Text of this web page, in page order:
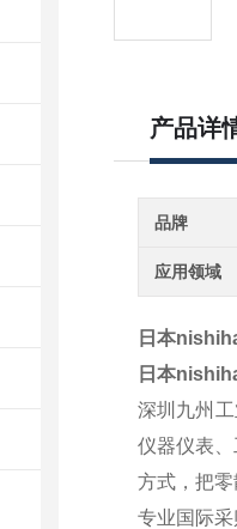
产品详
品牌
应用领域
日本
日本
深圳九州
仪器仪表
方式，把
专业国际